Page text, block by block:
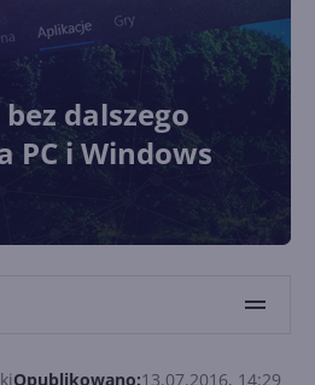
dalszego
PC i Windows
Opublikowano:13.07.2016, 14:29